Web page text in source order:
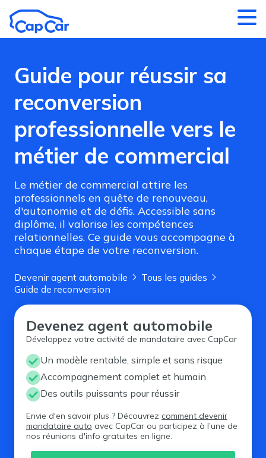
Guide pour réussir sa
reconversion
professionnelle vers le
métier de commercial
Le métier de commercial attire les
professionnels en quête de renouveau,
d'autonomie et de défis. Accessible sans
diplôme, il valorise les compétences
relationnelles. Ce guide vous accompagne à
chaque étape de votre reconversion.
Devenir agent automobile
Tous les guides
Guide de reconversion
Devenez agent automobile
Développez votre activité de mandataire avec CapCar
Un modèle rentable, simple et sans risque
Accompagnement complet et humain
Des outils puissants pour réussir
Envie d'en savoir plus ? Découvrez comment devenir
mandataire auto avec CapCar ou participez à l’une de
nos réunions d'info gratuites en ligne.